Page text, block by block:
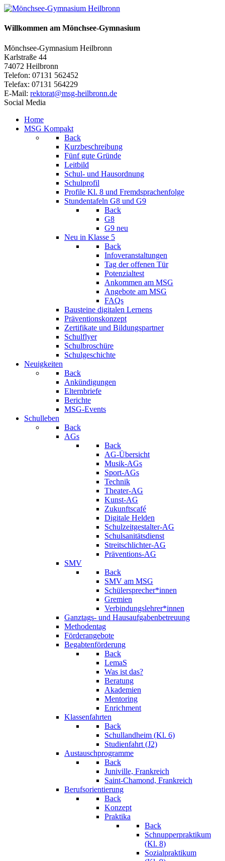
Willkommen am Mönchsee-Gymnasium
Mönchsee-Gymnasium Heilbronn
Karlstraße 44
74072 Heilbronn
Telefon: 07131 562452
Telefax: 07131 564229
E-Mail: rektorat@msg-heilbronn.de
Social Media
Home
MSG Kompakt
Back
Kurzbeschreibung
Fünf gute Gründe
Leitbild
Schul- und Hausordnung
Schulprofil
Profile Kl. 8 und Fremdsprachenfolge
Stundentafeln G8 und G9
Back
G8
G9 neu
Neu in Klasse 5
Back
Infoveranstaltungen
Tag der offenen Tür
Potenzialtest
Ankommen am MSG
Angebote am MSG
FAQs
Bausteine digitalen Lernens
Präventionskonzept
Zertifikate und Bildungspartner
Schulflyer
Schulbroschüre
Schulgeschichte
Neuigkeiten
Back
Ankündigungen
Elternbriefe
Berichte
MSG-Events
Schulleben
Back
AGs
Back
AG-Übersicht
Musik-AGs
Sport-AGs
Technik
Theater-AG
Kunst-AG
Zukunftscafé
Digitale Helden
Schulzeitgestalter-AG
Schulsanitätsdienst
Streitschlichter-AG
Präventions-AG
SMV
Back
SMV am MSG
Schülersprecher*innen
Gremien
Verbindungslehrer*innen
Ganztags- und Hausaufgabenbetreuung
Methodentag
Förderangebote
Begabtenförderung
Back
LemaS
Was ist das?
Beratung
Akademien
Mentoring
Enrichment
Klassenfahrten
Back
Schullandheim (Kl. 6)
Studienfahrt (J2)
Austauschprogramme
Back
Juniville, Frankreich
Saint-Chamond, Frankreich
Berufsorientierung
Back
Konzept
Praktika
Back
Schnupperpraktikum
(Kl. 8)
Sozialpraktikum